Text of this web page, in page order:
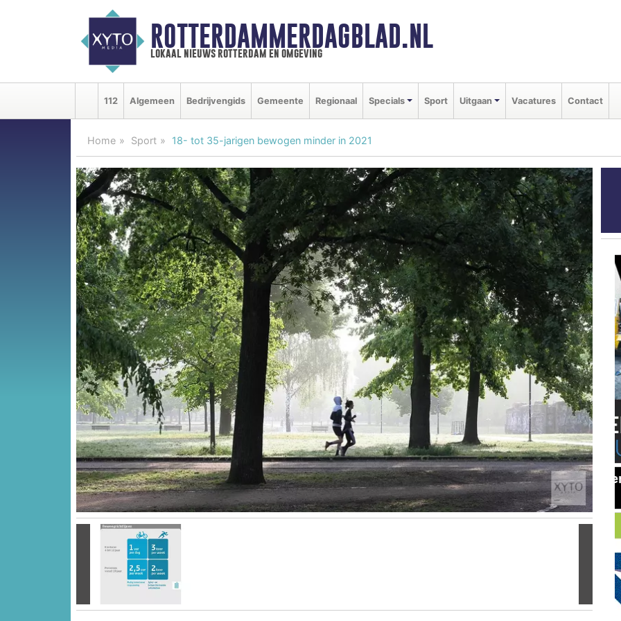
ROTTERDAMMERDAGBLAD.NL
lokaal nieuws rotterdam en omgeving
112 Algemeen Bedrijvengids Gemeente Regionaal Specials Sport Uitgaan Vacatures Contact
Home Sport 18- tot 35-jarigen bewogen minder in 2021
Vorige